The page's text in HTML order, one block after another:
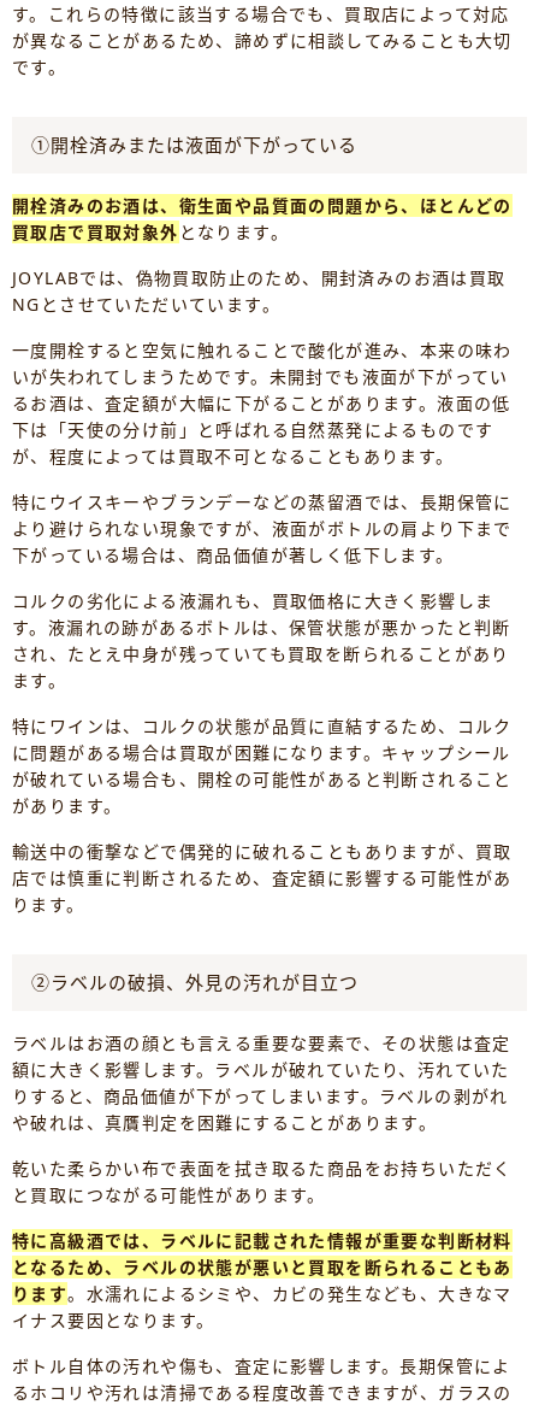
す。これらの特徴に該当する場合でも、買取店によって対応
が異なることがあるため、諦めずに相談してみることも大切
です。
①開栓済みまたは液面が下がっている
開栓済みのお酒は、衛生面や品質面の問題から、ほとんどの
買取店で買取対象外 となります。
JOYLABでは、偽物買取防止のため、開封済みのお酒は買取
NGとさせていただいています。
一度開栓すると空気に触れることで酸化が進み、本来の味わ
いが失われてしまうためです。未開封でも液面が下がってい
るお酒は、査定額が大幅に下がることがあります。液面の低
下は「天使の分け前」と呼ばれる自然蒸発によるものです
が、程度によっては買取不可となることもあります。
特にウイスキーやブランデーなどの蒸留酒では、長期保管に
より避けられない現象ですが、液面がボトルの肩より下まで
下がっている場合は、商品価値が著しく低下します。
コルクの劣化による液漏れも、買取価格に大きく影響しま
す。液漏れの跡があるボトルは、保管状態が悪かったと判断
され、たとえ中身が残っていても買取を断られることがあり
ます。
特にワインは、コルクの状態が品質に直結するため、コルク
に問題がある場合は買取が困難になります。キャップシール
が破れている場合も、開栓の可能性があると判断されること
があります。
輸送中の衝撃などで偶発的に破れることもありますが、買取
店では慎重に判断されるため、査定額に影響する可能性があ
ります。
②ラベルの破損、外見の汚れが目立つ
ラベルはお酒の顔とも言える重要な要素で、その状態は査定
額に大きく影響します。ラベルが破れていたり、汚れていた
りすると、商品価値が下がってしまいます。ラベルの剥がれ
や破れは、真贋判定を困難にすることがあります。
乾いた柔らかい布で表面を拭き取るた商品をお持ちいただく
と買取につながる可能性があります。
特に高級酒では、ラベルに記載された情報が重要な判断材料
となるため、ラベルの状態が悪いと買取を断られることもあ
ります。水濡れによるシミや、カビの発生なども、大きなマ
イナス要因となります。
ボトル自体の汚れや傷も、査定に影響します。長期保管によ
るホコリや汚れは清掃である程度改善できますが、ガラスの